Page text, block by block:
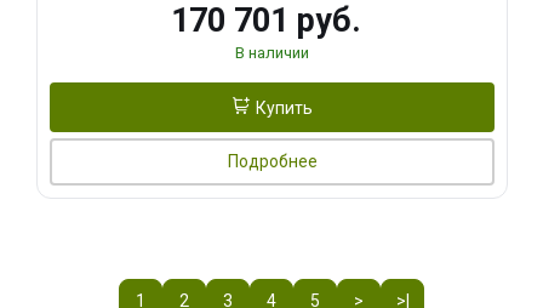
170 701 руб.
В наличии
Купить
Подробнее
1 2 3 4 5 > >|